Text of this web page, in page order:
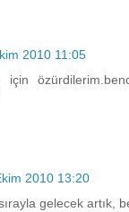
2010 11:05
için
2010 13:20
gelecek artık,